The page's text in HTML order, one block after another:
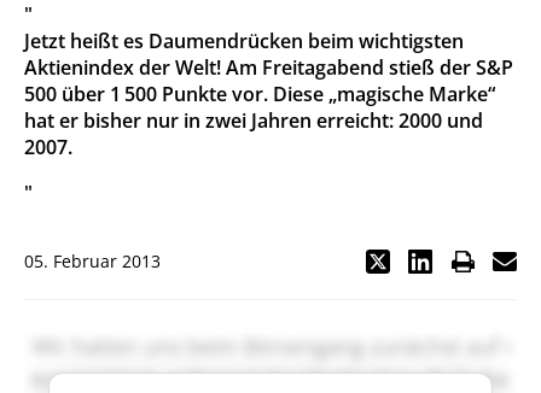
"
Jetzt heißt es Daumendrücken beim wichtigsten
Aktienindex der Welt! Am Freitagabend stieß der S&P
500 über 1 500 Punkte vor. Diese „magische Marke“
hat er bisher nur in zwei Jahren erreicht: 2000 und
2007.
"
05. Februar 2013